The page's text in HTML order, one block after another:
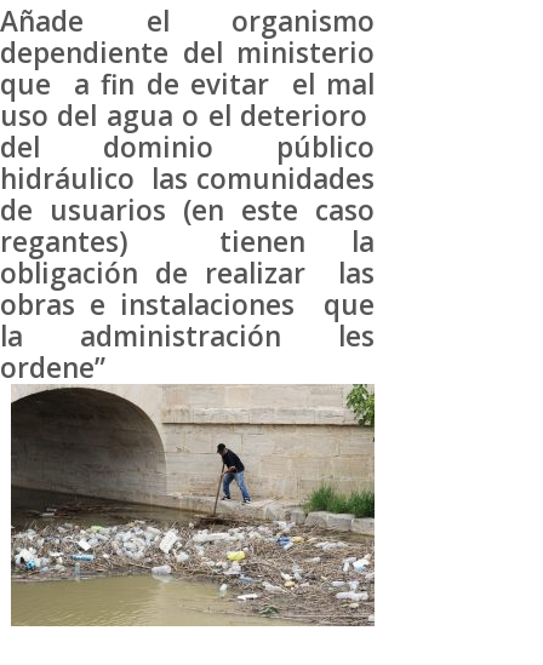
Añade el organismo
dependiente del ministerio
que a fin de evitar el mal
uso del agua o el deterioro
del dominio público
hidráulico las comunidades
de usuarios (en este caso
regantes) tienen la
obligación de realizar las
obras e instalaciones que
la administración les
ordene”